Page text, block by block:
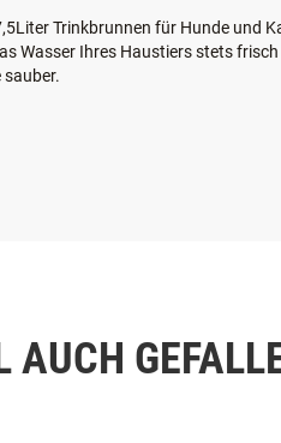
Trinkbrunnen für Hunde und
Wasser Ihres Haustiers stets
AUCH